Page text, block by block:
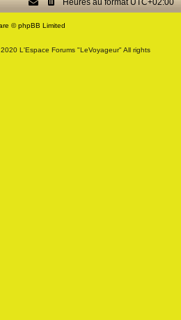
© phpBB Limited
L'Espace Forums "LeVoyageur" All rights